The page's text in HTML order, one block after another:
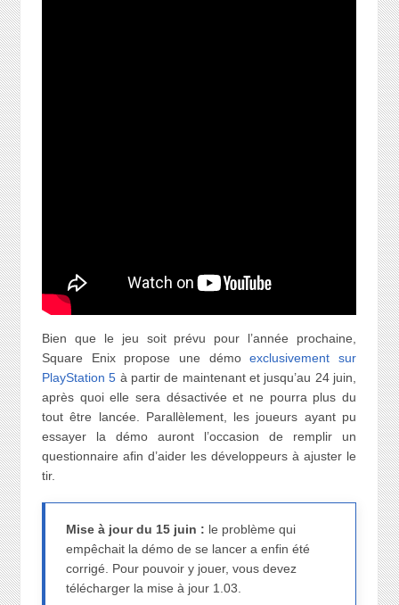
Bien que le jeu soit prévu pour l’année prochaine,
Square Enix propose une démoexclusivement sur
PlayStation 5 à partir de maintenant et jusqu’au 24 juin,
après quoi elle sera désactivée et ne pourra plus du
tout être lancée. Parallèlement, les joueurs ayant pu
essayer la démo auront l’occasion de remplir un
questionnaire afin d’aider les développeurs à ajuster le
tir.
Mise à jour du 15 juin : le problème qui
empêchait la démo de se lancer a enfin été
corrigé. Pour pouvoir y jouer, vous devez
télécharger la mise à jour 1.03.